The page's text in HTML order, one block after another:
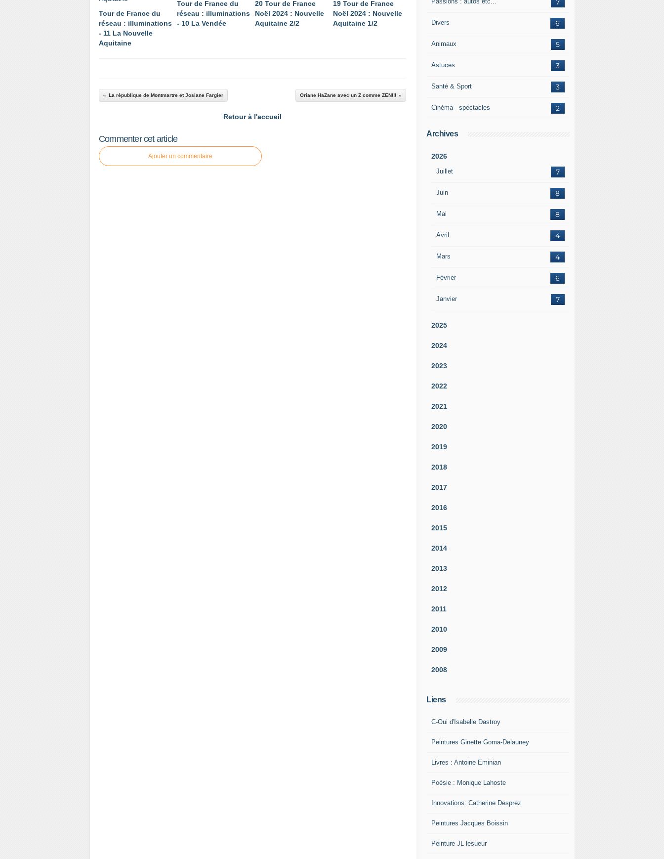
Tour de France du
réseau : illuminations
- 11 La Nouvelle
Aquitaine
Tour de France du
réseau : illuminations
- 10 La Vendée
20 Tour de France
Noël 2024 : Nouvelle
Aquitaine 2/2
19 Tour de France
Noël 2024 : Nouvelle
Aquitaine 1/2
La république de Montmartre et Josiane Fargier Oriane HaZane avec un Z comme ZEN!!!
Retour à l'accueil
Commenter cet article
Ajouter un commentaire
6
Divers
5
Animaux
3
Astuces
3
Santé & Sport
2
Cinéma - spectacles
Archives
2026
Juillet 7
Juin 8
Mai 8
Avril 4
Mars 4
Février 6
Janvier 7
2025
2024
2023
2022
2021
2020
2019
2018
2017
2016
2015
2014
2013
2012
2011
2010
2009
2008
Liens
C-Oui d'Isabelle Dastroy
Peintures Ginette Goma-Delauney
Livres : Antoine Eminian
Poésie : Monique Lahoste
Innovations: Catherine Desprez
Peintures Jacques Boissin
Peinture JL lesueur